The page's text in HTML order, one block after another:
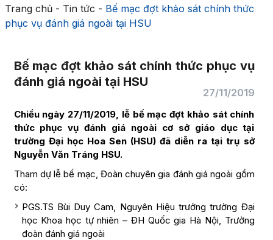
Trang chủ- Tin tức - Bế mạc đợt khảo sát chính thức
phục vụ đánh giá ngoài tại HSU
Bế mạc đợt khảo sát chính thức phục vụ
đánh giá ngoài tại HSU
27/11/2019
Chiều ngày 27/11/2019, lễ bế mạc đợt khảo sát chính
thức phục vụ đánh giá ngoài cơ sở giáo dục tại
trường Đại học Hoa Sen (HSU) đã diễn ra tại trụ sở
Nguyễn Văn Tráng HSU.
Tham dự lễ bế mạc, Đoàn chuyên gia đánh giá ngoài gồm
có:
PGS.TS Bùi Duy Cam, Nguyên Hiệu trưởng trường Đại
học Khoa học tự nhiên – ĐH Quốc gia Hà Nội, Trưởng
đoàn đánh giá ngoài